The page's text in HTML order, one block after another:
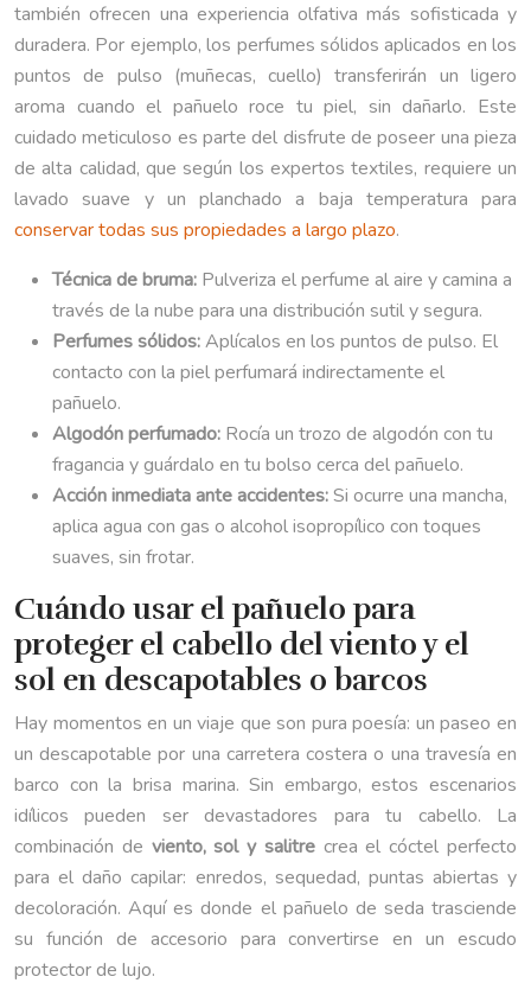
también ofrecen una experiencia olfativa más sofisticada y
duradera. Por ejemplo, los perfumes sólidos aplicados en los
puntos de pulso (muñecas, cuello) transferirán un ligero
aroma cuando el pañuelo roce tu piel, sin dañarlo. Este
cuidado meticuloso es parte del disfrute de poseer una pieza
de alta calidad, que según los expertos textiles, requiere un
lavado suave y un planchado a baja temperatura para
conservar todas sus propiedades a largo plazo.
Técnica de bruma: Pulveriza el perfume al aire y camina a
través de la nube para una distribución sutil y segura.
Perfumes sólidos:Aplícalos en los puntos de pulso. El
contacto con la piel perfumará indirectamente el
pañuelo.
Algodón perfumado: Rocía un trozo de algodón con tu
fragancia y guárdalo en tu bolso cerca del pañuelo.
Acción inmediata ante accidentes:Si ocurre una mancha,
aplica agua con gas o alcohol isopropílico con toques
suaves, sin frotar.
Cuándo usar el pañuelo para
proteger el cabello del viento y el
sol en descapotables o barcos
Hay momentos en un viaje que son pura poesía: un paseo en
un descapotable por una carretera costera o una travesía en
barco con la brisa marina. Sin embargo, estos escenarios
idílicos pueden ser devastadores para tu cabello. La
combinación de viento, sol y salitrecrea el cóctel perfecto
para el daño capilar: enredos, sequedad, puntas abiertas y
decoloración. Aquí es donde el pañuelo de seda trasciende
su función de accesorio para convertirse en un escudo
protector de lujo.